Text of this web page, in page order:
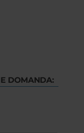
DOMANDA: